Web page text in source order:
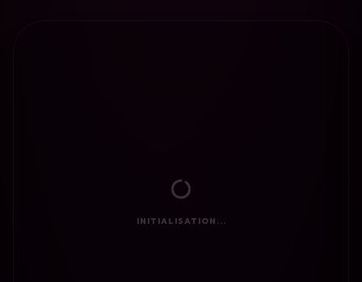
INITIALISATION...